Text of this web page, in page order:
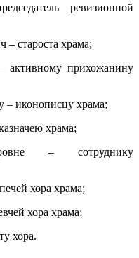
ревизионной
староста храма;
активному прихожанину
иконописцу храма;
храма;
– сотруднику
хора храма;
хора храма;
хора.